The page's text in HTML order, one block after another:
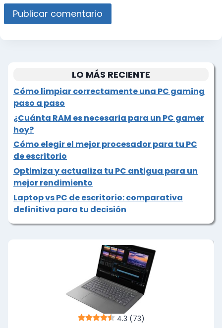
LO MÁS RECIENTE
Cómo limpiar correctamente una PC gaming
paso a paso
¿Cuánta RAM es necesaria para un PC gamer
hoy?
Cómo elegir el mejor procesador para tu PC
de escritorio
Optimiza y actualiza tu PC antigua para un
mejor rendimiento
Laptop vs PC de escritorio: comparativa
definitiva para tu decisión
4.3 (73)